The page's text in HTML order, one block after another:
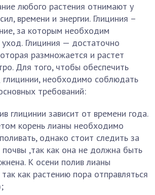
любого растения отнимают у
времени и энергии. Глициния –
за которым необходим
Глициния — достаточно
размножается и растет
Для того, чтобы обеспечить
глицинии, необходимо соблюдать
требований:
глицинии зависит от времени года.
корень лианы необходимо
однако стоит следить за
почвы ,так как она не должна быть
К осени полив лианы
как растению пора отправляться